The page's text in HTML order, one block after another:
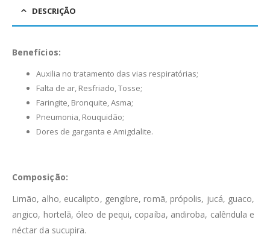
DESCRIÇÃO
Benefícios:
Auxilia no tratamento das vias respiratórias;
Falta de ar, Resfriado, Tosse;
Faringite, Bronquite, Asma;
Pneumonia, Rouquidão;
Dores de garganta e Amigdalite.
Composição:
Limão, alho, eucalipto, gengibre, romã, própolis, jucá, guaco,
angico, hortelã, óleo de pequi, copaíba, andiroba, calêndula e
néctar da sucupira.